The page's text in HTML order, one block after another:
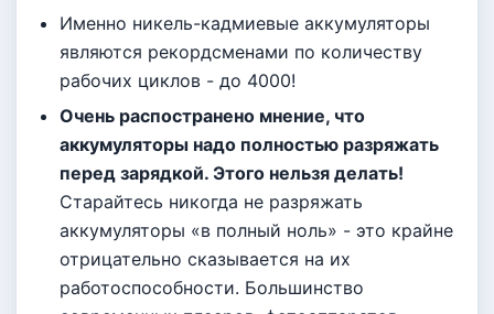
Именно никель-кадмиевые аккумуляторы
являются рекордсменами по количеству
рабочих циклов - до 4000!
Очень распостранено мнение, что
аккумуляторы надо полностью разряжать
перед зарядкой. Этого нельзя делать!
Старайтесь никогда не разряжать
аккумуляторы «в полный ноль» - это крайне
отрицательно сказывается на их
работоспособности. Большинство